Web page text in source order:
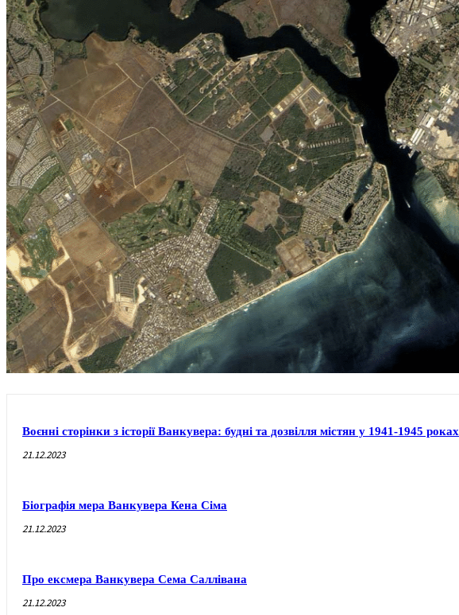
Воєнні сторінки з історії Ванкувера: будні та дозвілля містян у 1941-1945 роках
21.12.2023
Біографія мера Ванкувера Кена Сіма
21.12.2023
Про ексмера Ванкувера Сема Саллівана
21.12.2023